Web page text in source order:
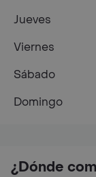
¿Dónde
Jueves
Viernes
Sábado
Domingo